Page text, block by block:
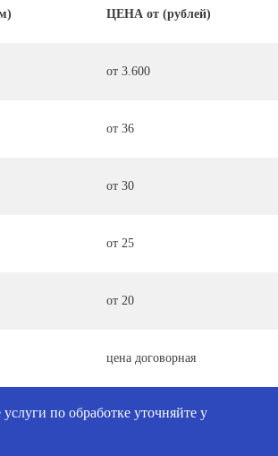
ЦЕНА от (рублей)
от 3.600
от 36
от 30
от 25
от 20
цена договорная
по обработке уточняйте у